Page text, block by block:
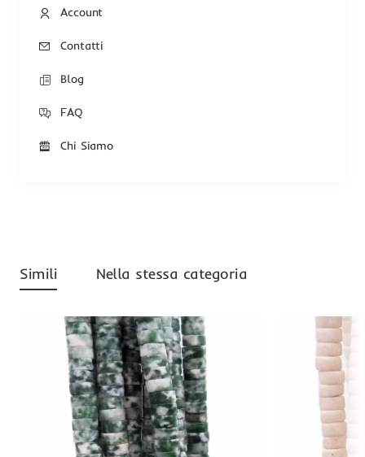
Account
Contatti
Blog
FAQ
Chi Siamo
Simili Nella stessa categoria